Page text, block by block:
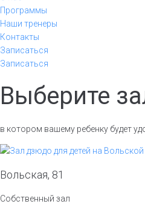
Программы
Наши тренеры
Контакты
Записаться
Записаться
Выберите
в котором вашему ребенку будет
Вольская, 81
Собственный зал